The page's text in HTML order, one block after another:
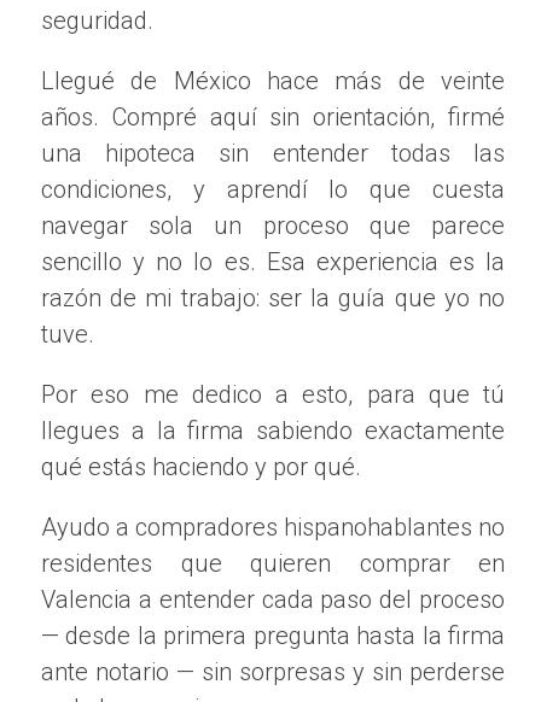
En la Comunidad Valenciana, las opciones son
y preferencias. A continuación, exploraremos algunas
de las rutas más destacadas que no deben perderse:
Rutas en la Sierra de Espadan
La Sierra de Espadan es uno de los destinos más
emblemáticos para el senderismo en la Comunidad
Valenciana. Este parque natural se extiende por más
de 25,000 hectáreas y ofrece una amplia gama de
rutas, desde las más sencillas hasta las más difíciles.
Ruta del Barranco de los Cazadores: Esta es
una ruta fácil que recorre un hermoso paisaje
con vistas emocionantes y oportunidades para
observar la fauna local.
media es conocida por sus esculturas al aire
libre y ofrece una experiencia única visualmente.
Ascenso al Morrón de Espadan:
Un desafío
para los más aventureros, este sendero exige
resistencia, pero las vistas panorámicas desde
la cima son impagables.
seguridad.
Llegué de México hace más de veinte
años. Compré aquí sin orientación, firmé
una hipoteca sin entender todas las
condiciones, y aprendí lo que cuesta
navegar sola un proceso que parece
sencillo y no lo es. Esa experiencia es la
razón de mi trabajo: ser la guía que yo no
tuve.
Por eso me dedico a esto, para que tú
llegues a la firma sabiendo exactamente
qué estás haciendo y por qué.
Ayudo a compradores hispanohablantes no
residentes que quieren comprar en
Valencia a entender cada paso del proceso
— desde la primera pregunta hasta la firma
ante notario — sin sorpresas y sin perderse